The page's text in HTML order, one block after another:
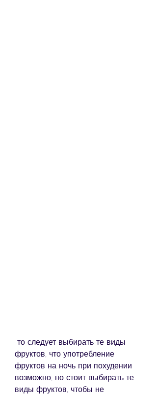
фруктов, что употребление
фруктов на ночь при похудении
возможно, но стоит выбирать те
виды фруктов, чтобы не